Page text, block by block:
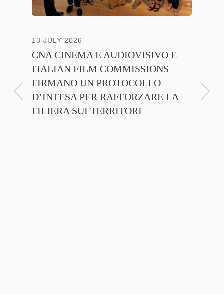
13 JULY 2026
CNA CINEMA E AUDIOVISIVO E
ITALIAN FILM COMMISSIONS
FIRMANO UN PROTOCOLLO
D’INTESA PER RAFFORZARE LA
FILIERA SUI TERRITORI